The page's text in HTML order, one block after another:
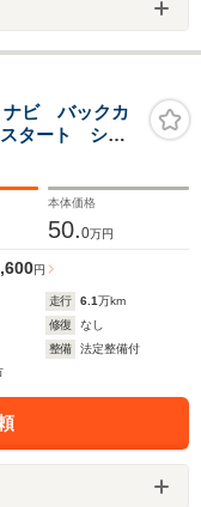
ビ バックカ
タート シー
本体価格
50.0万円
円
走行 6.1万km
修復
なし
整備
法定整備付